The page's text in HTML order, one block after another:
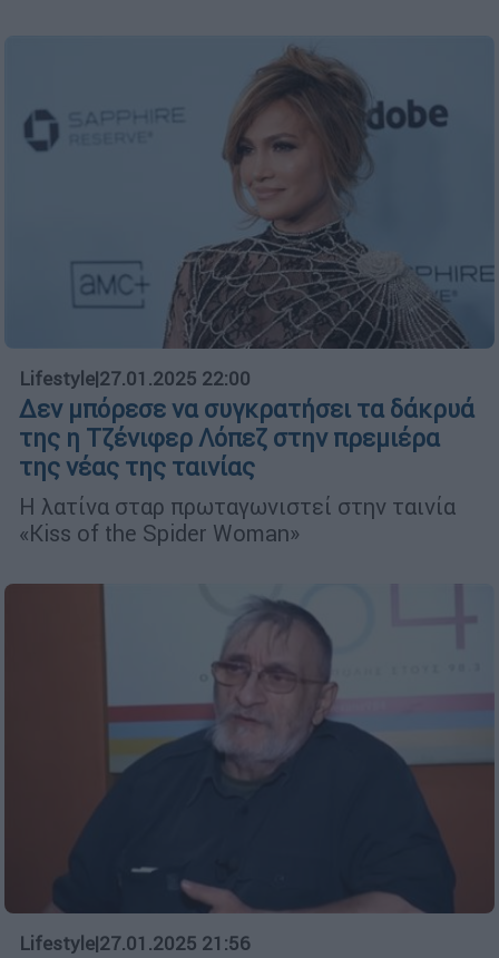
Lifestyle|27.01.2025 22:00
Δεν μπόρεσε να συγκρατήσει τα δάκρυά
της η Τζένιφερ Λόπεζ στην πρεμιέρα
της νέας της ταινίας
Η λατίνα σταρ πρωταγωνιστεί στην ταινία
«Kiss of the Spider Woman»
Lifestyle|27.01.2025 21:56